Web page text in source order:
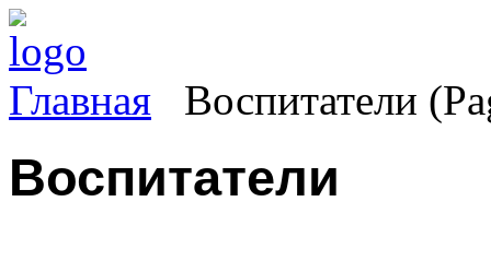
Главная Воспитатели
Воспитатели